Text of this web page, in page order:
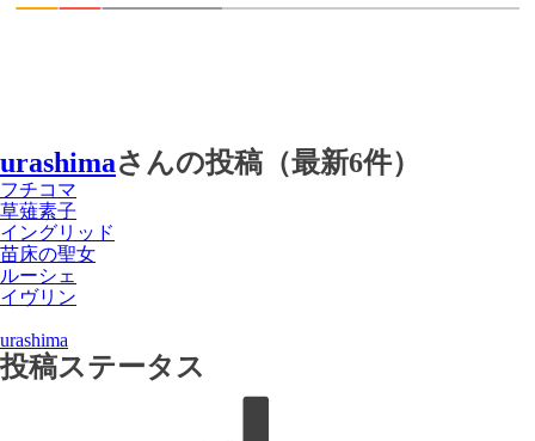
urashimaさんの投稿（最新6件）
フチコマ
草薙素子
イングリッド
苗床の聖女
ルーシェ
イヴリン
urashima
投稿ステータス